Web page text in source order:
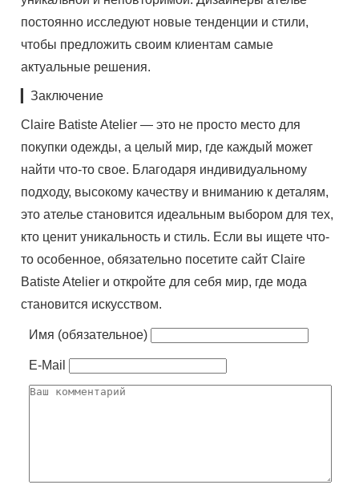
постоянно исследуют новые тенденции и стили,
чтобы предложить своим клиентам самые
актуальные решения.
▎Заключение
Claire Batiste Atelier — это не просто место для
покупки одежды, а целый мир, где каждый может
найти что-то свое. Благодаря индивидуальному
подходу, высокому качеству и вниманию к деталям,
это ателье становится идеальным выбором для тех,
кто ценит уникальность и стиль. Если вы ищете что-
то особенное, обязательно посетите сайт Claire
Batiste Atelier и откройте для себя мир, где мода
становится искусством.
Имя (обязательное)
E-Mail